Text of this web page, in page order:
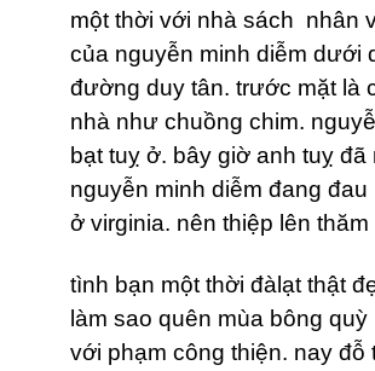
một thời với nhà sách nhân
của nguyễn minh diễm dưới
đường duy tân. trước mặt là
nhà như chuồng chim.
bạt tuỵ ở. bây giờ anh tuỵ đã
nguyễn minh diễm đang đau
ở virginia. nên thiệp lên thăm
tình bạn một thời đàlạt thật
làm sao quên mùa bông quỳ
với phạm công thiện. nay đỗ